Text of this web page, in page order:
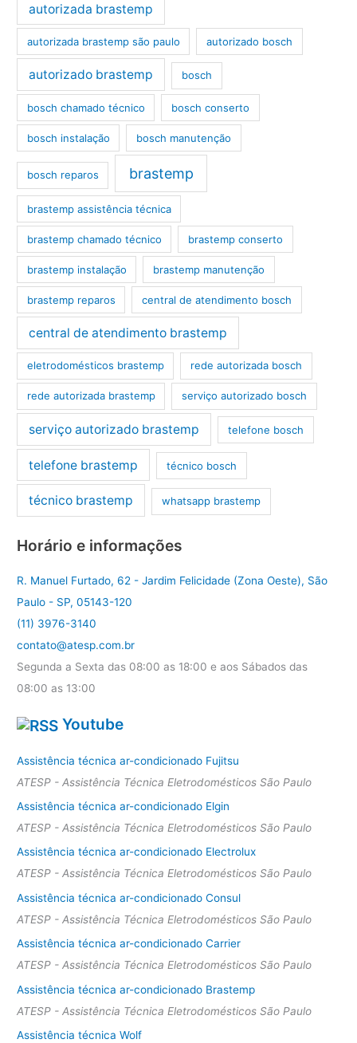
autorizada brastemp
autorizada brastemp são paulo autorizado bosch
autorizado brastemp bosch
bosch chamado técnico bosch conserto
bosch instalação bosch manutenção
bosch reparos brastemp
brastemp assistência técnica
brastemp chamado técnico brastemp conserto
brastemp instalação brastemp manutenção
brastemp reparos central de atendimento bosch
central de atendimento brastemp
eletrodomésticos brastemp rede autorizada bosch
rede autorizada brastemp serviço autorizado bosch
serviço autorizado brastemp telefone bosch
telefone brastemp técnico bosch
técnico brastemp whatsapp brastemp
Horário e informações
R. Manuel Furtado, 62 - Jardim Felicidade (Zona Oeste), São
Paulo - SP, 05143-120
(11) 3976-3140
contato@atesp.com.br
Segunda a Sexta das 08:00 as 18:00 e aos Sábados das
08:00 as 13:00
Youtube
Assistência técnica ar-condicionado Fujitsu
ATESP - Assistência Técnica Eletrodomésticos São Paulo
Assistência técnica ar-condicionado Elgin
ATESP - Assistência Técnica Eletrodomésticos São Paulo
Assistência técnica ar-condicionado Electrolux
ATESP - Assistência Técnica Eletrodomésticos São Paulo
Assistência técnica ar-condicionado Consul
ATESP - Assistência Técnica Eletrodomésticos São Paulo
Assistência técnica ar-condicionado Carrier
ATESP - Assistência Técnica Eletrodomésticos São Paulo
Assistência técnica ar-condicionado Brastemp
ATESP - Assistência Técnica Eletrodomésticos São Paulo
Assistência técnica Wolf